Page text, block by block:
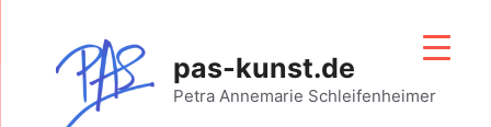
springen
pas-kunst.de
Petra Annemarie Schleifenheimer